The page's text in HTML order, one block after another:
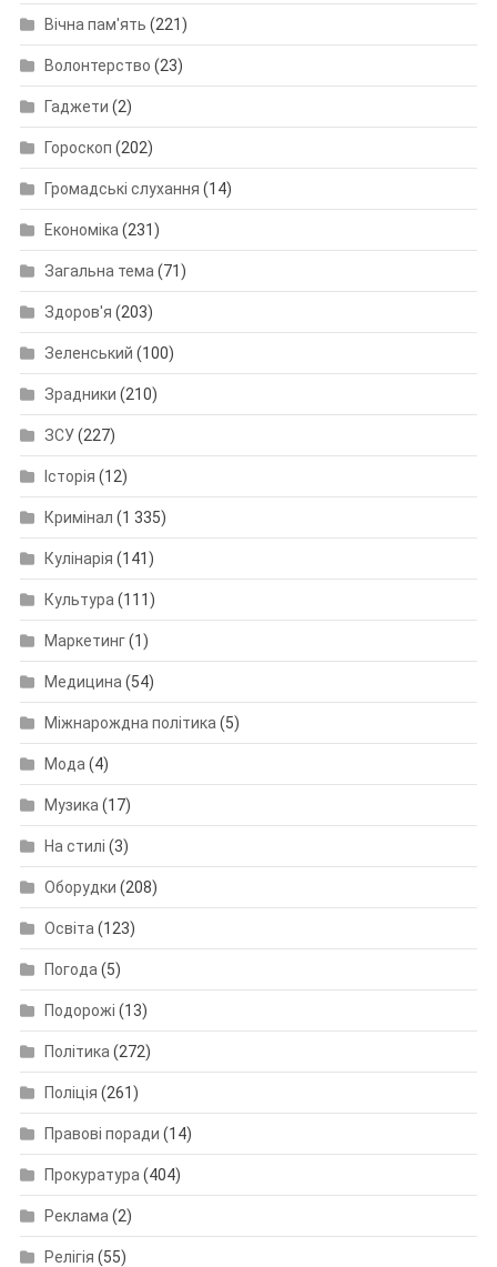
Вічна пам'ять (221)
Волонтерство (23)
Гаджети (2)
Гороскоп (202)
Громадські слухання (14)
Економіка (231)
Загальна тема (71)
Здоров'я (203)
Зеленський (100)
Зрадники (210)
ЗСУ(227)
Історія (12)
Кримінал (1 335)
Кулінарія (141)
Культура (111)
Маркетинг(1)
Медицина (54)
Міжнарождна політика (5)
Мода (4)
Музика (17)
На стилі (3)
Оборудки (208)
Освіта (123)
Погода (5)
Подорожі (13)
Політика (272)
Поліція (261)
Правові поради (14)
Прокуратура (404)
Реклама (2)
Релігія (55)